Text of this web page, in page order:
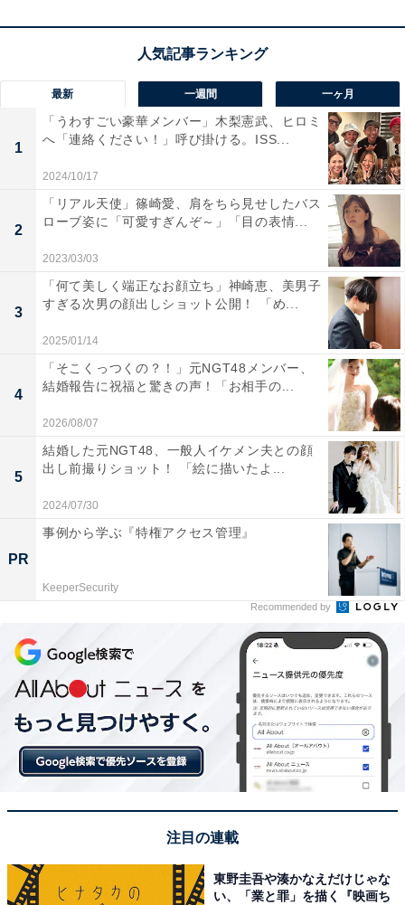
最新 一週間 一ヶ月
1
「うわすごい豪華メンバー」木梨憲武、ヒロミ
へ「連絡ください！」呼び掛ける。ISS...
2024/10/17
2
「リアル天使」篠崎愛、肩をちら見せしたバス
ローブ姿に「可愛すぎんぞ～」「目の表情...
2023/03/03
3
「何て美しく端正なお顔立ち」神崎恵、美男子
すぎる次男の顔出しショット公開！ 「め...
2025/01/14
4
「そこくっつくの？！」元NGT48メンバー、
結婚報告に祝福と驚きの声！「お相手の...
2026/08/07
5
結婚した元NGT48、一般人イケメン夫との顔
出し前撮りショット！ 「絵に描いたよ...
2024/07/30
PR
事例から学ぶ『特権アクセス管理』
KeeperSecurity
Recommended by
注目の連載
東野圭吾や湊かなえだけじゃな
い、「業と罪」を描く『映画ち